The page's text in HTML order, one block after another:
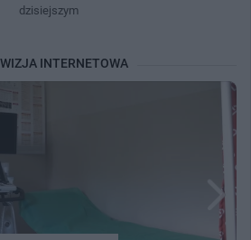
dzisiejszym
INTERNETOWA